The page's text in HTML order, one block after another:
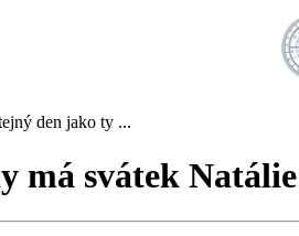
den jako ty ...
má svátek